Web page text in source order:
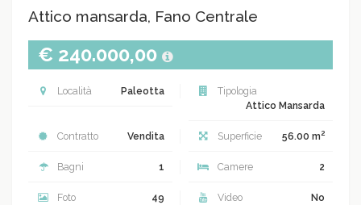
Attico mansarda, Fano Centrale
€ 240.000,00
Località Paleotta
Tipologia
Attico Mansarda
Contratto Vendita Superficie 56.00 m2
Bagni 1 Camere 2
Foto 49 Video No